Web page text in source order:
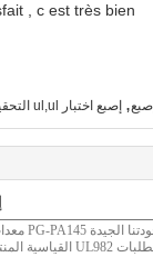
, c est très bien
, إصبع اختبار ul,ul التحقيق مفصلية الإصبع